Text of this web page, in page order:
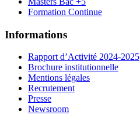
Formation Continue
Informations
Rapport d’Activité 2024-2025
Brochure institutionnelle
Mentions légales
Recrutement
Presse
Newsroom